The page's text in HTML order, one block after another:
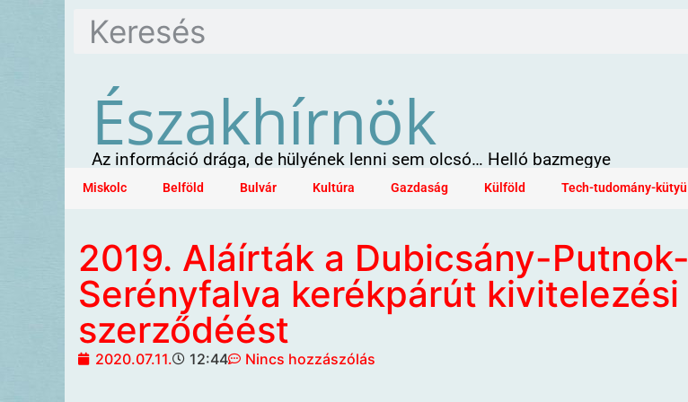
Északhírnök
Az információ drága, de hülyének lenni sem olcsó… Helló bazmegye
Miskolc Belföld Bulvár Kultúra Gazdaság Külföld Tech-tudomány-kütyü
2019. Aláírták a Dubicsány-Putnok-
Serényfalva kerékpárút kivitelezési
szerződéést
2020.07.11. 12:44 Nincs hozzászólás